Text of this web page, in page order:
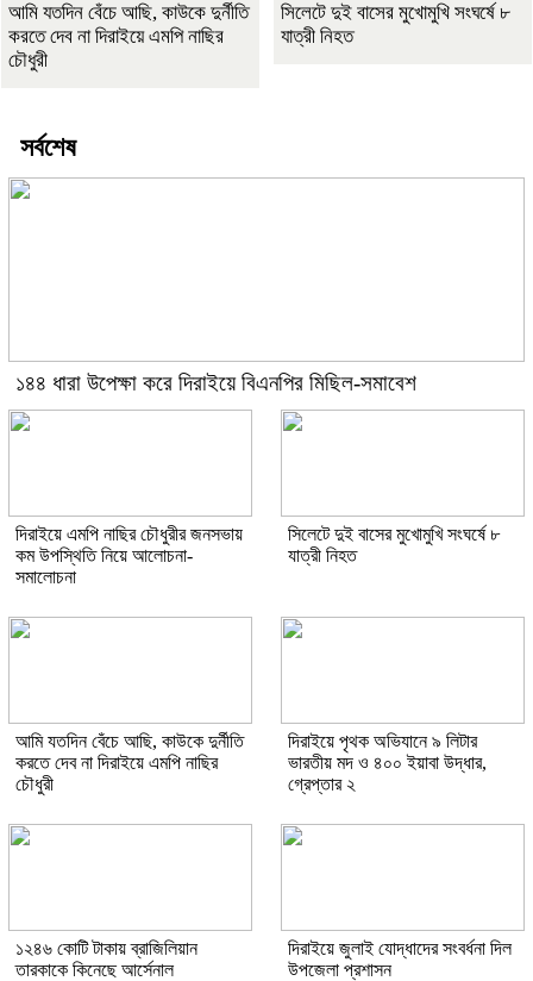
আমি যতদিন বেঁচে আছি, কাউকে দুর্নীতি
করতে দেব না দিরাইয়ে এমপি নাছির
চৌধুরী
সিলেটে দুই বাসের মুখোমুখি সংঘর্ষে ৮
যাত্রী নিহত
সর্বশেষ
১৪৪ ধারা উপেক্ষা করে দিরাইয়ে বিএনপির মিছিল-সমাবেশ
দিরাইয়ে এমপি নাছির চৌধুরীর জনসভায়
কম উপস্থিতি নিয়ে আলোচনা-
সমালোচনা
সিলেটে দুই বাসের মুখোমুখি সংঘর্ষে ৮
যাত্রী নিহত
আমি যতদিন বেঁচে আছি, কাউকে দুর্নীতি
করতে দেব না দিরাইয়ে এমপি নাছির
চৌধুরী
দিরাইয়ে পৃথক অভিযানে ৯ লিটার
ভারতীয় মদ ও ৪০০ ইয়াবা উদ্ধার,
গ্রেপ্তার ২
১২৪৬ কোটি টাকায় ব্রাজিলিয়ান
তারকাকে কিনেছে আর্সেনাল
দিরাইয়ে জুলাই যোদ্ধাদের সংবর্ধনা দিল
উপজেলা প্রশাসন